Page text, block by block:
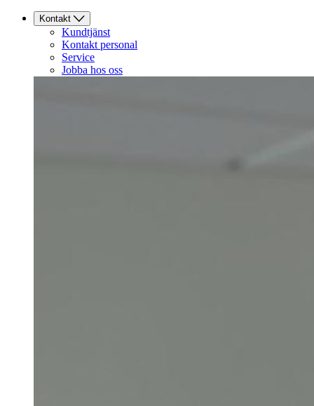
Kontakt
Kundtjänst
Kontakt personal
Service
Jobba hos oss